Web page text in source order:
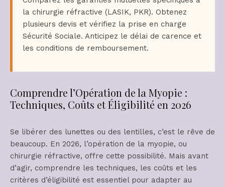
la chirurgie réfractive (LASIK, PKR). Obtenez
plusieurs devis et vérifiez la prise en charge
Sécurité Sociale. Anticipez le délai de carence et
les conditions de remboursement.
Comprendre l’Opération de la Myopie :
Techniques, Coûts et Éligibilité en 2026
Se libérer des lunettes ou des lentilles, c’est le rêve de
beaucoup. En 2026, l’opération de la myopie, ou
chirurgie réfractive, offre cette possibilité. Mais avant
d’agir, comprendre les techniques, les coûts et les
critères d’éligibilité est essentiel pour adapter au